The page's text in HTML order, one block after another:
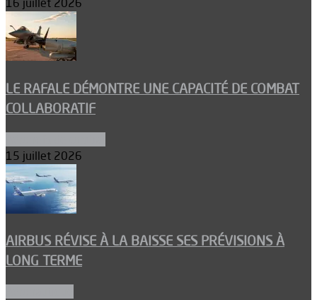
16 juillet 2026
LE RAFALE DÉMONTRE UNE CAPACITÉ DE COMBAT
COLLABORATIF
15 juillet 2026
AIRBUS RÉVISE À LA BAISSE SES PRÉVISIONS À
LONG TERME